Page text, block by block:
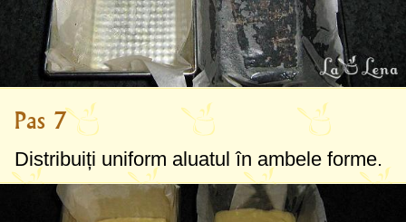
Pas 7
Distribuiți uniform aluatul în ambele forme.